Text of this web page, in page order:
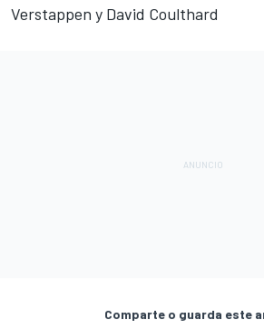
Verstappen y David Coulthard
Comparte o guarda este